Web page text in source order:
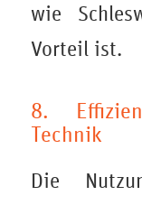
wie
Vorteil ist.
8.
Technik
Die